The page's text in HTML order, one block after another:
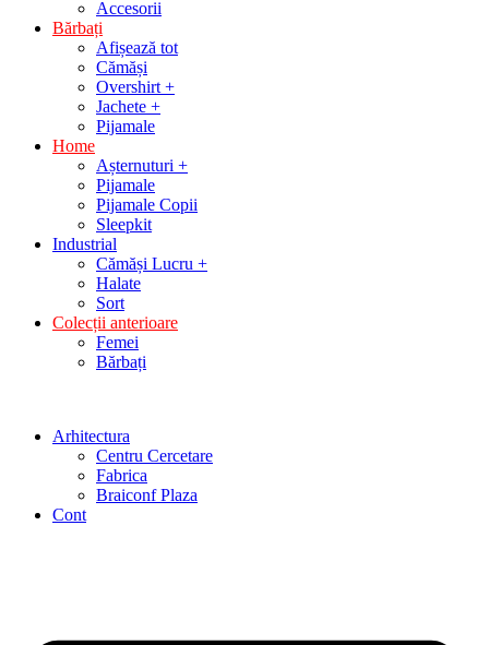
Accesorii
Bărbați
Afișează tot
Cămăși
Overshirt +
Jachete +
Pijamale
Home
Așternuturi +
Pijamale
Pijamale Copii
Sleepkit
Industrial
Cămăși Lucru +
Halate
Sort
Colecții anterioare
Femei
Bărbați
Arhitectura
Centru Cercetare
Fabrica
Braiconf Plaza
Cont